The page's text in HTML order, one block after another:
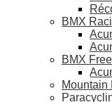
BMX
BMX
Mountain